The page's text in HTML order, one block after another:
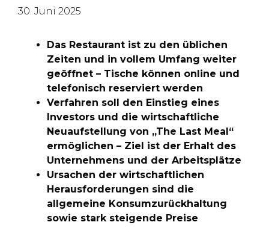
30. Juni 2025
Das Restaurant ist zu den üblichen
Zeiten und in vollem Umfang weiter
geöffnet – Tische können online und
telefonisch reserviert werden
Verfahren soll den Einstieg eines
Investors und die wirtschaftliche
Neuaufstellung von „The Last Meal“
ermöglichen – Ziel ist der Erhalt des
Unternehmens und der Arbeitsplätze
Ursachen der wirtschaftlichen
Herausforderungen sind die
allgemeine Konsumzurückhaltung
sowie stark steigende Preise